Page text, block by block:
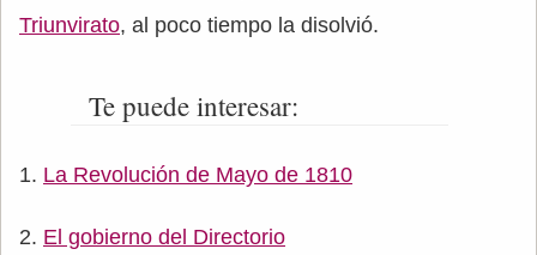
Triunvirato, al poco tiempo la disolvió.
Te puede interesar:
La Revolución de Mayo de 1810
El gobierno del Directorio